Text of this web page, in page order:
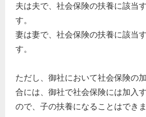
夫は夫で、社会保険の扶養に該当
す。
妻は妻で、社会保険の扶養に該当
す。
ただし、御社において社会保険の
合には、御社で社会保険には加入
ので、子の扶養になることはできま